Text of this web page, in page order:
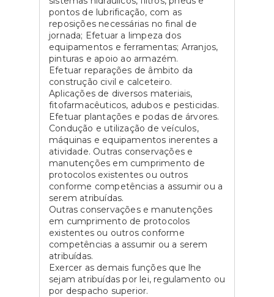
pontos de lubrificação, com as
reposições necessárias no final de
jornada; Efetuar a limpeza dos
equipamentos e ferramentas; Arranjos,
pinturas e apoio ao armazém.
Efetuar reparações de âmbito da
construção civil e calceteiro.
Aplicações de diversos materiais,
fitofarmacêuticos, adubos e pesticidas.
Efetuar plantações e podas de árvores.
Condução e utilização de veículos,
máquinas e equipamentos inerentes a
atividade. Outras conservações e
manutenções em cumprimento de
protocolos existentes ou outros
conforme competências a assumir ou a
serem atribuídas.
Outras conservações e manutenções
em cumprimento de protocolos
existentes ou outros conforme
competências a assumir ou a serem
atribuídas.
Exercer as demais funções que lhe
sejam atribuídas por lei, regulamento ou
por despacho superior.